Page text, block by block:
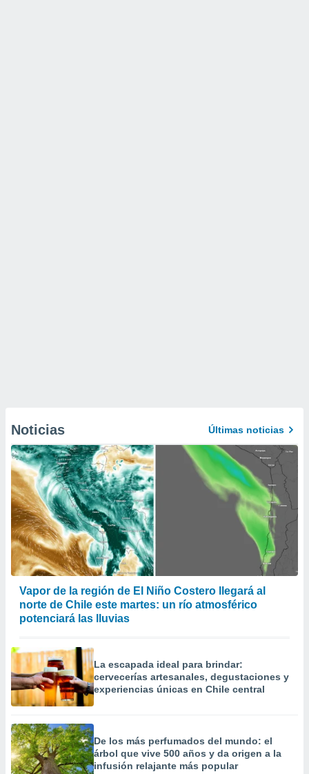
Noticias Últimas noticias
Vapor de la región de El Niño Costero llegará al
norte de Chile este martes: un río atmosférico
potenciará las lluvias
La escapada ideal para brindar:
cervecerías artesanales, degustaciones y
experiencias únicas en Chile central
De los más perfumados del mundo: el
árbol que vive 500 años y da origen a la
infusión relajante más popular